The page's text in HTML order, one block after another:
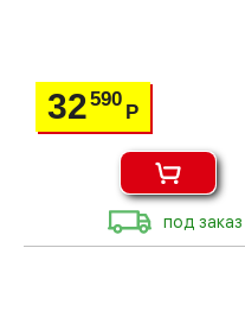
32590
Р
под заказ